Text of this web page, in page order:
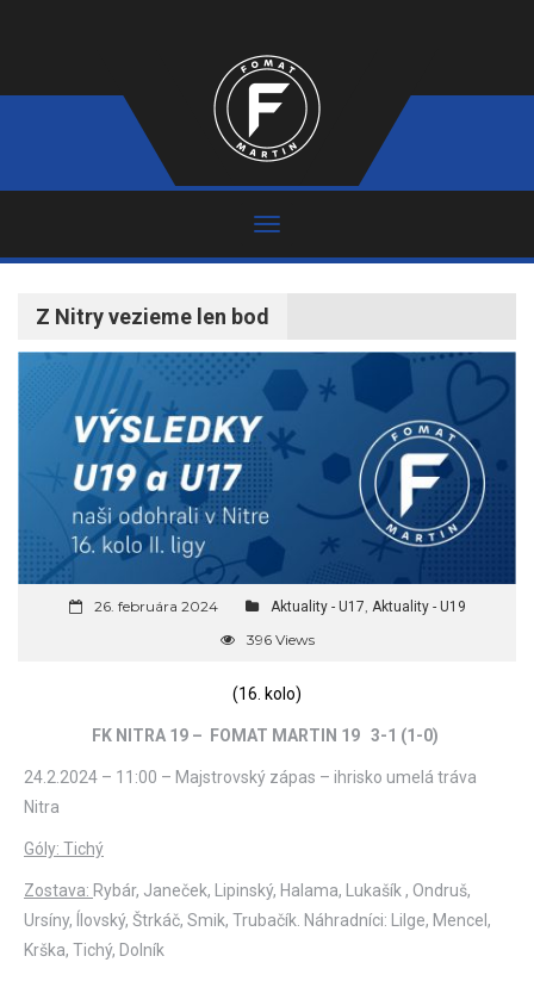
Z Nitry vezieme len bod
26. februára 2024 Aktuality - U17, Aktuality - U19
396 Views
(16. kolo)
FK NITRA 19 – FOMAT MARTIN 19 3-1 (1-0)
24.2.2024 – 11:00 – Majstrovský zápas – ihrisko umelá tráva
Nitra
Góly: Tichý
Zostava: Rybár, Janeček, Lipinský, Halama, Lukašík , Ondruš,
Ursíny, Ílovský, Štrkáč, Smik, Trubačík. Náhradníci: Lilge, Mencel,
Krška, Tichý, Dolník